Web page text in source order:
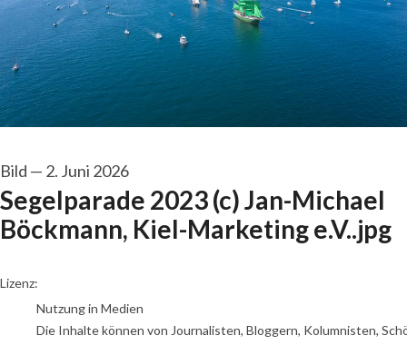
Bild — 2. Juni 2026
Segelparade 2023 (c) Jan-Michael
Böckmann, Kiel-Marketing e.V..jpg
go to media item
Lizenz:
Nutzung in Medien
Die Inhalte können von Journalisten, Bloggern, Kolumnisten,